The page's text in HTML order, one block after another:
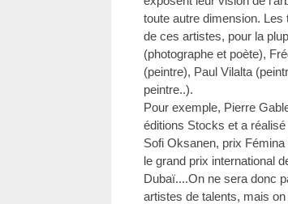
toute autre dimension.
de ces artistes, pour la
(photographe et poète),
(peintre), Paul Vilalta
peintre..).
Pour exemple, Pierre
éditions Stocks et a
Sofi Oksanen, prix
le grand prix international
Dubaï....On ne sera donc
artistes de talents, mais